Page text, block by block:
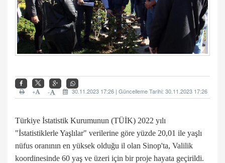
30.11.2023 17:26 | Güncelleme Tarihi: 30.11.2023 17:26
-
+
Türkiye İstatistik Kurumunun (TÜİK) 2022 yılı
"İstatistiklerle Yaşlılar" verilerine göre yüzde 20,01 ile yaşlı
nüfus oranının en yüksek olduğu il olan Sinop'ta, Valilik
koordinesinde 60 yaş ve üzeri için bir proje hayata geçirildi.